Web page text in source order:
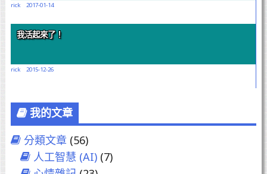
rick 2017-01-14
我活起來了！
rick 2015-12-26
我的文章
分類文章 (56)
人工智慧 (AI)(7)